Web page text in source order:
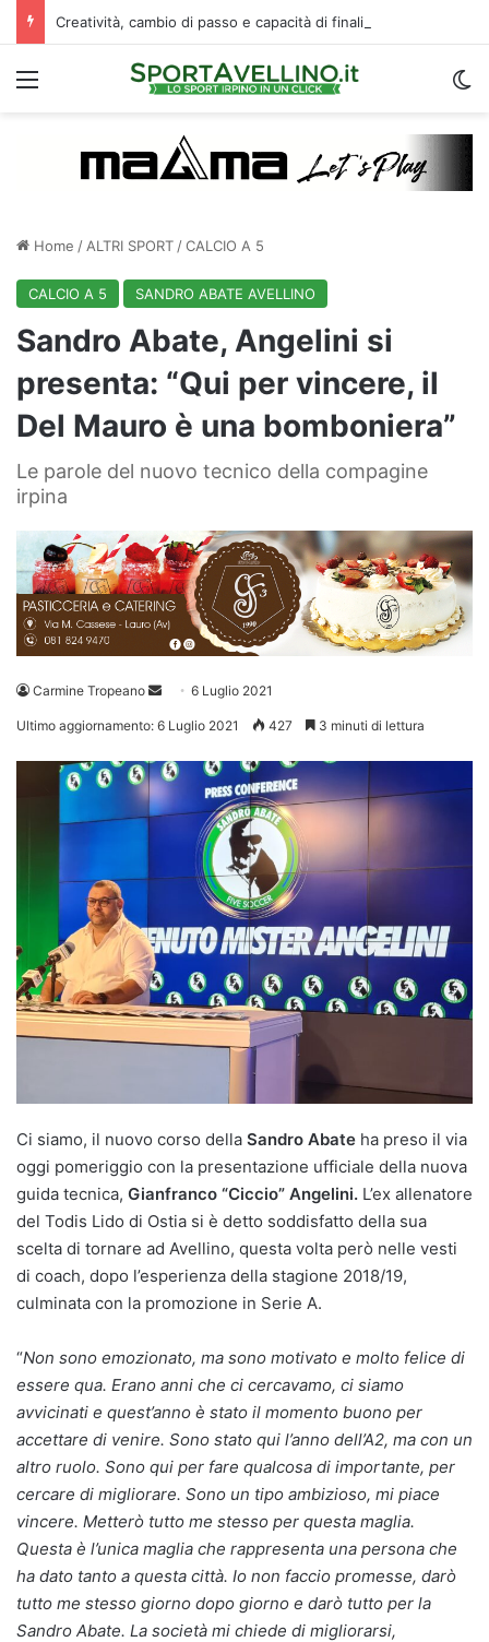
Menu
Home / ALTRI SPORT /CALCIO A 5
CALCIO A 5 SANDRO ABATE AVELLINO
Sandro Abate, Angelini si
presenta: “Qui per vincere, il
Del Mauro è una bomboniera”
Le parole del nuovo tecnico della compagine
irpina
Carmine Tropeano
Invia 6 Luglio 2021
Ultimo aggiornamento: 6 Luglio 2021 427 3 minuti di lettura
Ci siamo, il nuovo corso della Sandro Abate ha preso il via
oggi pomeriggio con la presentazione ufficiale della nuova
guida tecnica, Gianfranco “Ciccio” Angelini. L’ex allenatore
del Todis Lido di Ostia si è detto soddisfatto della sua
scelta di tornare ad Avellino, questa volta però nelle vesti
di coach, dopo l’esperienza della stagione 2018/19,
culminata con la promozione in Serie A.
“Non sono emozionato, ma sono motivato e molto felice di
essere qua. Erano anni che ci cercavamo, ci siamo
avvicinati e quest’anno è stato il momento buono per
accettare di venire. Sono stato qui l’anno dell’A2, ma con un
altro ruolo. Sono qui per fare qualcosa di importante, per
cercare di migliorare. Sono un tipo ambizioso, mi piace
vincere. Metterò tutto me stesso per questa maglia.
Questa è l’unica maglia che rappresenta una persona che
ha dato tanto a questa città. Io non faccio promesse, darò
tutto me stesso giorno dopo giorno e darò tutto per la
Sandro Abate. La società mi chiede di migliorarsi,